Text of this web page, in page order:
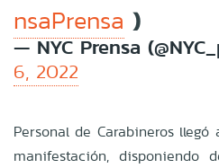
nsaPrensa )
— NYC Prensa
6, 2022
Personal de Carabineros
manifestación, disponiendo